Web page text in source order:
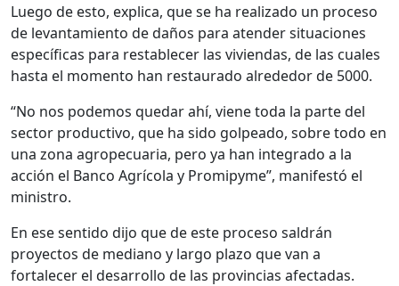
Luego de esto, explica, que se ha realizado un proceso
de levantamiento de daños para atender situaciones
específicas para restablecer las viviendas, de las cuales
hasta el momento han restaurado alrededor de 5000.
“No nos podemos quedar ahí, viene toda la parte del
sector productivo, que ha sido golpeado, sobre todo en
una zona agropecuaria, pero ya han integrado a la
acción el Banco Agrícola y Promipyme”, manifestó el
ministro.
En ese sentido dijo que de este proceso saldrán
proyectos de mediano y largo plazo que van a
fortalecer el desarrollo de las provincias afectadas.